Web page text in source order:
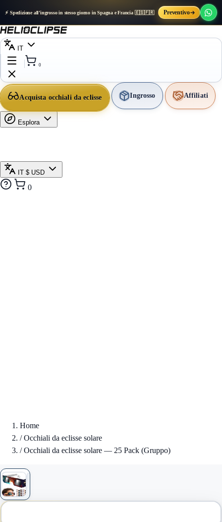
⚡ Spedizione all’ingrosso in stesso giorno in Spagna e Francia 🇪🇸🇫🇷 Preventivo
IT
0
Acquista occhiali da eclisse Ingrosso Affiliati
Esplora
IT $ USD
0
Home
/Occhiali da eclisse solare
/Occhiali da eclisse solare — 25 Pack (Gruppo)
1